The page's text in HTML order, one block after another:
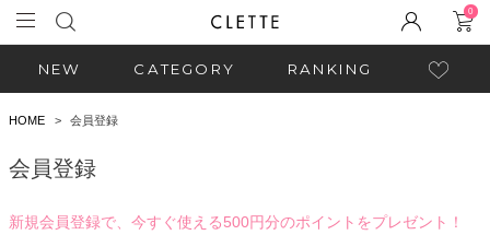
0
NEW CATEGORY RANKING
HOME 会員登録
会員登録
新規会員登録で、今すぐ使える500円分のポイントをプレゼント！